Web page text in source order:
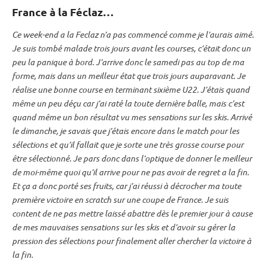
France à la Féclaz…
Ce week-end a la Feclaz n’a pas commencé comme je l’aurais aimé.
Je suis tombé malade trois jours avant les courses, c’était donc un
peu la panique à bord. J’arrive donc le samedi pas au top de ma
forme, mais dans un meilleur état que trois jours auparavant. Je
réalise une bonne course en terminant sixième U22. J’étais quand
même un peu déçu car j’ai raté la toute dernière balle, mais c’est
quand même un bon résultat vu mes sensations sur les skis. Arrivé
le dimanche, je savais que j’étais encore dans le match pour les
sélections et qu’il fallait que je sorte une très grosse course pour
être sélectionné. Je pars donc dans l’optique de donner le meilleur
de moi-même quoi qu’il arrive pour ne pas avoir de regret a la fin.
Et ça a donc porté ses fruits, car j’ai réussi à décrocher ma toute
première victoire en scratch sur une coupe de France. Je suis
content de ne pas mettre laissé abattre dès le premier jour à cause
de mes mauvaises sensations sur les skis et d’avoir su gérer la
pression des sélections pour finalement aller chercher la victoire à
la fin.